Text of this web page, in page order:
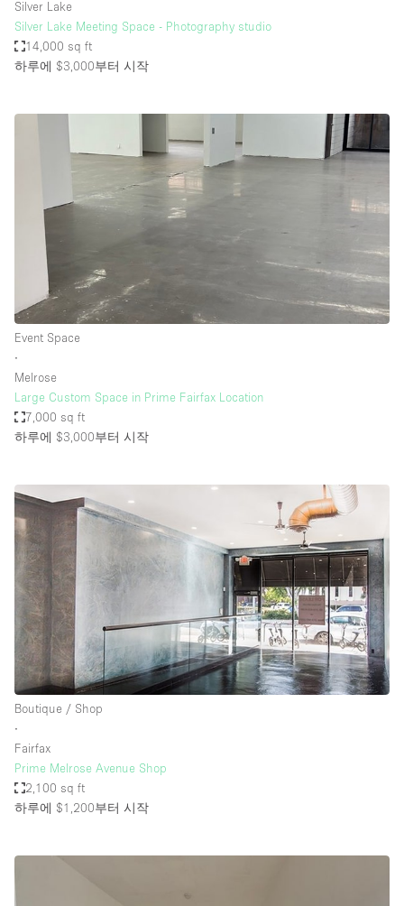
Silver Lake
Silver Lake Meeting Space - Photography studio
14,000 sq ft
하루에 $3,000부터 시작
Event Space
∙
Melrose
Large Custom Space in Prime Fairfax Location
7,000 sq ft
하루에 $3,000부터 시작
Boutique / Shop
∙
Fairfax
Prime Melrose Avenue Shop
2,100 sq ft
하루에 $1,200부터 시작